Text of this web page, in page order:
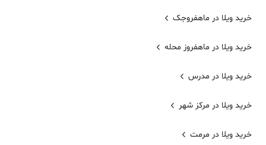
خرید ویلا در ماهفروجک
خرید ویلا در ماهفروز محله
خرید ویلا در مدرس
خرید ویلا در مرکز شهر
خرید ویلا در مرمت